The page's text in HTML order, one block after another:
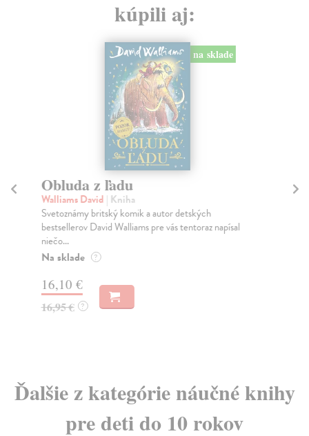
kúpili aj:
na sklade
Obluda z ľadu
Walliams David | Kniha
Svetoznámy britský komik a autor detských
bestsellerov David Walliams pre vás tentoraz napísal
niečo...
Na sklade ?
16,10 €
16,95 € ?
Ďalšie z kategórie náučné knihy
pre deti do 10 rokov